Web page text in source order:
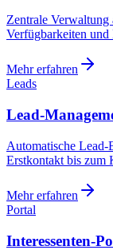
Zentrale Verwaltung
Verfügbarkeiten
Mehr erfahren
Leads
Lead-
Automatische
Erstkontakt bis zum
Mehr erfahren
Portal
Interessenten-